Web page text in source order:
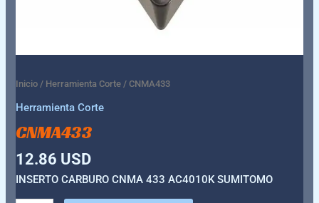
Inicio / Herramienta Corte / CNMA433
Herramienta Corte
CNMA433
12.86 USD
INSERTO CARBURO CNMA 433 AC4010K SUMITOMO